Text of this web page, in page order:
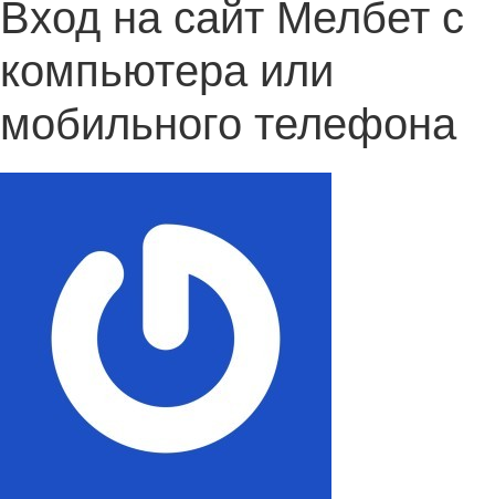
Вход на сайт Мелбет с
компьютера или
мобильного телефона